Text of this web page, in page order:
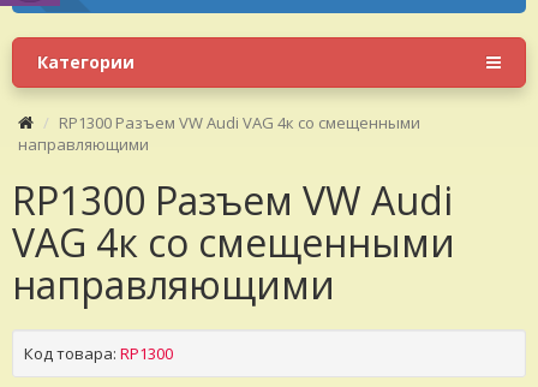
Категории
RP1300 Разъем VW Audi VAG 4к со смещенными
направляющими
RP1300 Разъем VW Audi
VAG 4к со смещенными
направляющими
Код товара: RP1300